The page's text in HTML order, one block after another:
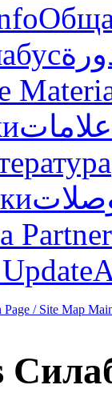
علامات
Partner
Page / Site Map